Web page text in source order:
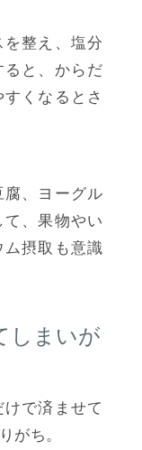
を整え、塩分
ると、からだ
くなるとさ
腐、ヨーグル
て、果物やい
ム摂取も意識
しまいが
で済ませて
がち。